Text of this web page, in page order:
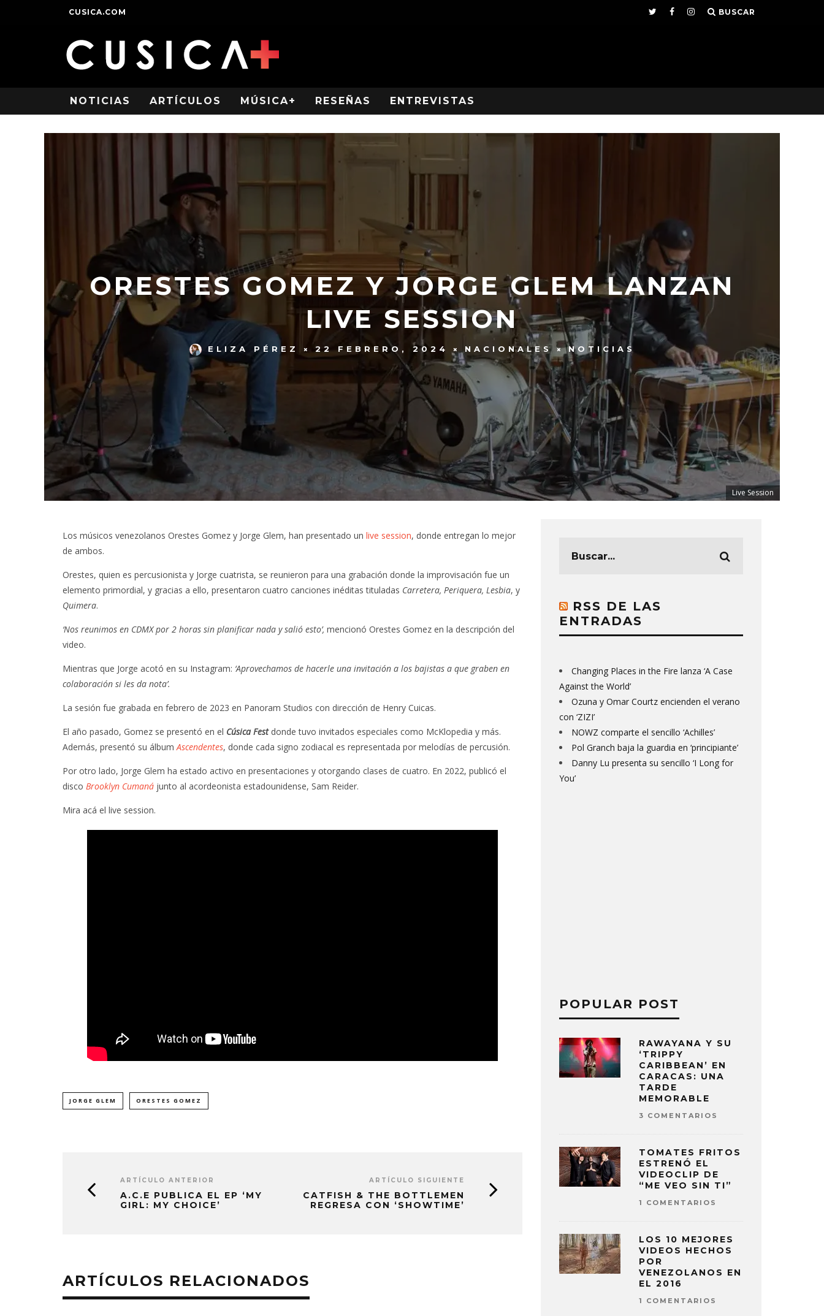
CUSICA.COM BUSCAR
NOTICIAS ARTÍCULOS MÚSICA+ RESEÑAS ENTREVISTAS
ORESTES GOMEZ Y JORGE GLEM LANZAN
LIVE SESSION
ELIZA PÉREZ 22 FEBRERO, 2024 NACIONALES NOTICIAS
Live Session
Los músicos venezolanos Orestes Gomez y Jorge Glem, han presentado un live session, donde entregan lo mejor
de ambos.
Orestes, quien es percusionista y Jorge cuatrista, se reunieron para una grabación donde la improvisación fue un
elemento primordial, y gracias a ello, presentaron cuatro canciones inéditas tituladas Carretera, Periquera, Lesbia, y
Quimera.
‘Nos reunimos en CDMX por 2 horas sin planificar nada y salió esto’, mencionó Orestes Gomez en la descripción del
video.
Mientras que Jorge acotó en su Instagram: ‘Aprovechamos de hacerle una invitación a los bajistas a que graben en
colaboración si les da nota’.
La sesión fue grabada en febrero de 2023 en Panoram Studios con dirección de Henry Cuicas.
El año pasado, Gomez se presentó en el Cúsica Festdonde tuvo invitados especiales como McKlopedia y más.
Además, presentó su álbumAscendentes, donde cada signo zodiacal es representada por melodías de percusión.
Por otro lado, Jorge Glem ha estado activo en presentaciones y otorgando clases de cuatro. En 2022, publicó el
disco Brooklyn Cumaná junto al acordeonista estadounidense, Sam Reider.
Mira acá el live session.
JORGE GLEM ORESTES GOMEZ
ARTÍCULO ANTERIOR
A.C.E PUBLICA EL EP ‘MY
GIRL: MY CHOICE’
ARTÍCULO SIGUIENTE
CATFISH & THE BOTTLEMEN
REGRESA CON ‘SHOWTIME’
ARTÍCULOS RELACIONADOS
RSS DE LAS
ENTRADAS
Changing Places in the Fire lanza ‘A Case
Against the World’
Ozuna y Omar Courtz encienden el verano
con ‘ZIZI’
NOWZ comparte el sencillo ‘Achilles’
Pol Granch baja la guardia en ‘principiante’
Danny Lu presenta su sencillo ‘I Long for
You’
POPULAR POST
RAWAYANA Y SU
‘TRIPPY
CARIBBEAN’ EN
CARACAS: UNA
TARDE
MEMORABLE
3 COMENTARIOS
TOMATES FRITOS
ESTRENÓ EL
VIDEOCLIP DE
“ME VEO SIN TI”
1 COMENTARIOS
LOS 10 MEJORES
VIDEOS HECHOS
POR
VENEZOLANOS EN
EL 2016
1 COMENTARIOS